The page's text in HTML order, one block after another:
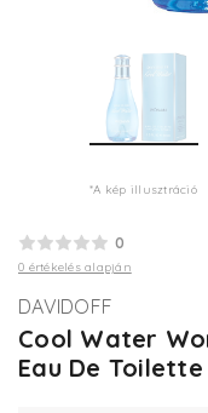
*A kép illusztráció
0
0 értékelés alapján
DAVIDOFF
Cool Water
Eau De